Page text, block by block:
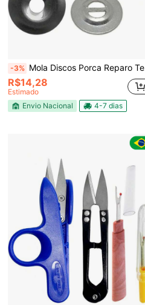
-3% Mola Discos Porca Reparo Tensor Tensão Linha Reta Industrial
R$14,28
Estimado
Envio Nacional
4-7 dias